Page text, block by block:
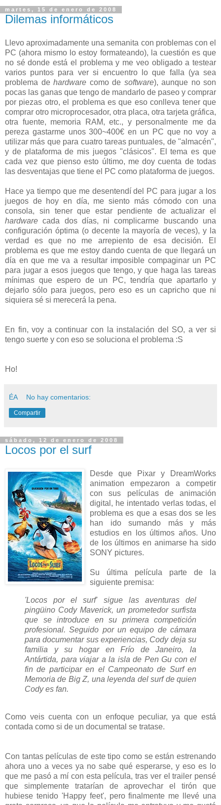
martes, 15 de enero de 2008
Dilemas informáticos
Llevo aproximadamente una semanita con problemas con el
PC (ahora mismo lo estoy formateando), la cuestión es que
no sé donde está el problema y me veo obligado a testear
varios puntos para ver si encuentro lo que falla (ya sea
problema de hardware como de software), aunque no son
pocas las ganas que tengo de mandarlo de paseo y comprar
por piezas otro, el problema es que eso conlleva tener que
comprar otro microprocesador, otra placa, otra tarjeta gráfica,
otra fuente, memoria RAM, etc., y personalmente me da
pereza gastarme unos 300~400€ en un PC que no voy a
utilizar más que para cuatro tareas puntuales, de "almacén",
y de plataforma de mis juegos "clásicos". El tema es que
cada vez que pienso esto último, me doy cuenta de todas
las desventajas que tiene el PC como plataforma de juegos.
Hace ya tiempo que me desentendí del PC para jugar a los
juegos de hoy en día, me siento más cómodo con una
consola, sin tener que estar pendiente de actualizar el
hardware cada dos días, ni complicarme buscando una
configuración óptima (o decente la mayoría de veces), y la
verdad es que no me arrepiento de esa decisión. El
problema es que me estoy dando cuenta de que llegará un
día en que me va a resultar imposible compaginar un PC
para jugar a esos juegos que tengo, y que haga las tareas
mínimas que espero de un PC, tendría que apartarlo y
dejarlo sólo para juegos, pero eso es un capricho que ni
siquiera sé si merecerá la pena.
En fin, voy a continuar con la instalación del SO, a ver si
tengo suerte y con eso se soluciona el problema :S
Ho!
ÉA No hay comentarios:
Compartir
sábado, 12 de enero de 2008
Locos por el surf
Desde que Pixar y DreamWorks
animation empezaron a competir
con sus películas de animación
digital, he intentado verlas todas, el
problema es que a esas dos se les
han ido sumando más y más
estudios en los últimos años. Uno
de los últimos en animarse ha sido
SONY pictures.
Su última película parte de la
siguiente premisa:
'Locos por el surf' sigue las aventuras del
pingüino Cody Maverick, un prometedor surfista
que se introduce en su primera competición
profesional. Seguido por un equipo de cámara
para documentar sus experiencias, Cody deja su
familia y su hogar en Frío de Janeiro, la
Antártida, para viajar a la isla de Pen Gu con el
fin de participar en el Campeonato de Surf en
Memoria de Big Z, una leyenda del surf de quien
Cody es fan.
Como veis cuenta con un enfoque peculiar, ya que está
contada como si de un documental se tratase.
Con tantas películas de este tipo como se están estrenando
ahora uno a veces ya no sabe qué esperarse, y eso es lo
que me pasó a mí con esta película, tras ver el trailer pensé
que simplemente tratarían de aprovechar el tirón que
hubiese tenido 'Happy feet', pero finalmente me llevé una